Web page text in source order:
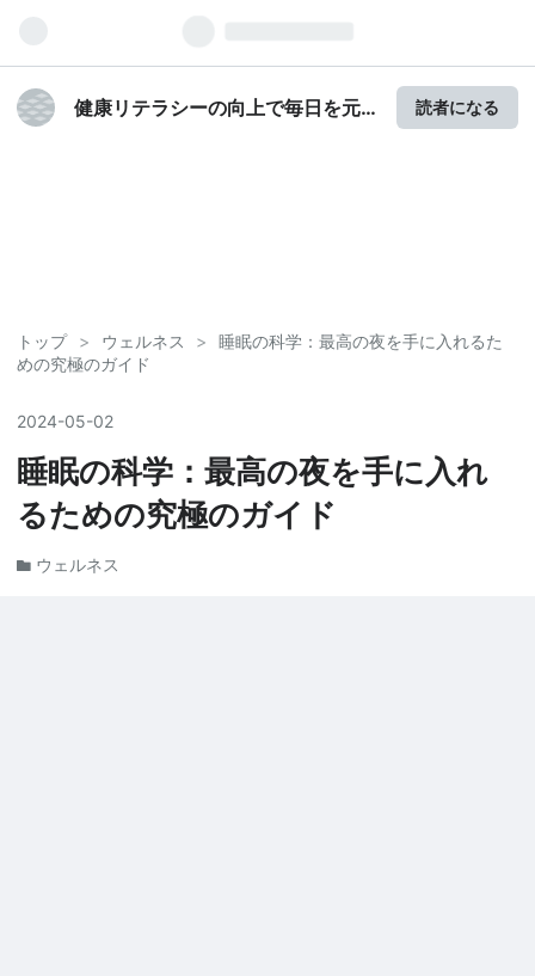
健康リテラシーの向上で毎日を元
読者になる
トップ > ウェルネス >
睡眠の科学：最高の夜を手に入れるた
めの究極のガイド
2024-05-02
睡眠の科学：最高の夜を手に入れ
るための究極のガイド
ウェルネス